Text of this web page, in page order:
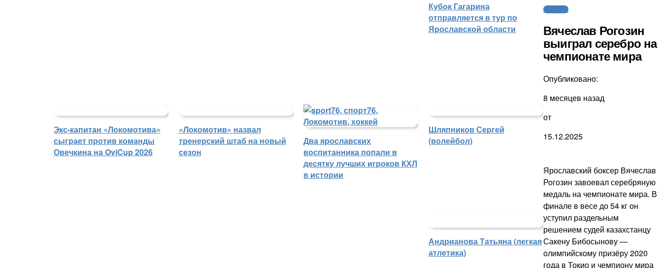
Кубок Гагарина
отправляется в тур по
Ярославской области
Экс-капитан «Локомотива»
сыграет против команды
Овечкина на OviCup 2026
«Локомотив» назвал
тренерский штаб на новый
сезон
Два ярославских
воспитанника попали в
десятку лучших игроков КХЛ
в истории
Шляпников Сергей
(волейбол)
Андрианова Татьяна (легкая
атлетика)
Силовые
Вячеслав Рогозин
выиграл серебро на
чемпионате мира
Опубликовано:
8 месяцев назад
от
15.12.2025
Ярославский боксер Вячеслав
Рогозин завоевал серебряную
медаль на чемпионате мира. В
финале в весе до 54 кг он
уступил раздельным
решением судей казахстанцу
Сакену Бибосынову —
олимпийскому призёру 2020
года в Токио и чемпиону мира